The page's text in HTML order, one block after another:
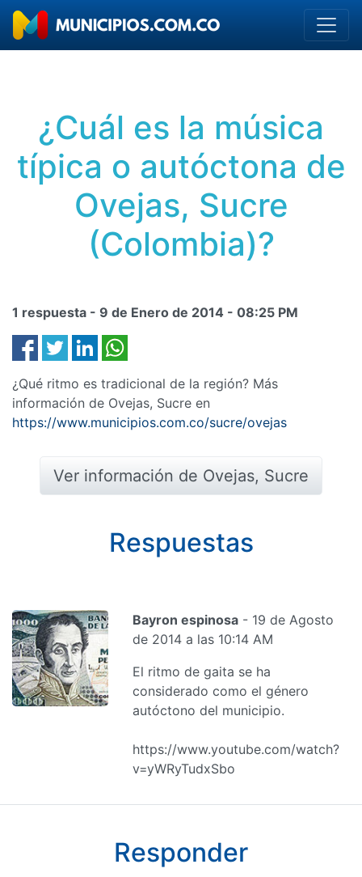
¿Cuál es la música
típica o autóctona de
Ovejas, Sucre
(Colombia)?
1 respuesta - 9 de Enero de 2014 - 08:25 PM
¿Qué ritmo es tradicional de la región? Más
información de Ovejas, Sucre en
https://www.municipios.com.co/sucre/ovejas
Ver información de Ovejas, Sucre
Respuestas
Bayron espinosa - 19 de Agosto
de 2014 a las 10:14 AM
El ritmo de gaita se ha
considerado como el género
autóctono del municipio.
https://www.youtube.com/watch?
v=yWRyTudxSbo
Responder